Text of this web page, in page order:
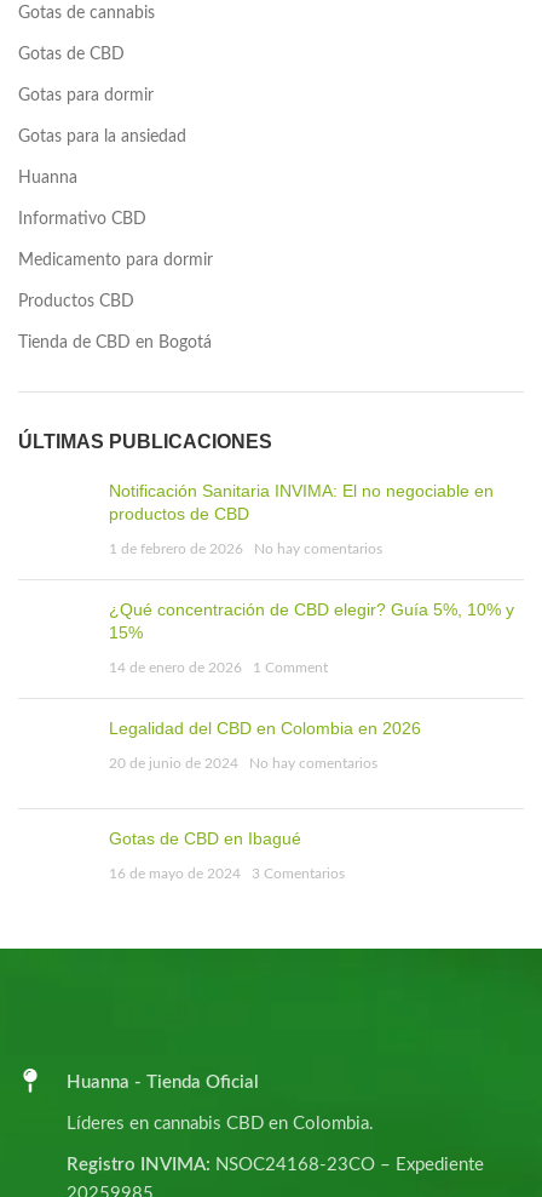
Gotas de cannabis
Gotas de CBD
Gotas para dormir
Gotas para la ansiedad
Huanna
Informativo CBD
Medicamento para dormir
Productos CBD
Tienda de CBD en Bogotá
ÚLTIMAS PUBLICACIONES
Notificación Sanitaria INVIMA: El no negociable en
productos de CBD
1 de febrero de 2026 No hay comentarios
¿Qué concentración de CBD elegir? Guía 5%, 10% y
15%
14 de enero de 2026 1 Comment
Legalidad del CBD en Colombia en 2026
20 de junio de 2024 No hay comentarios
Gotas de CBD en Ibagué
16 de mayo de 2024 3 Comentarios
Huanna - Tienda Oficial
Líderes en cannabis CBD en Colombia.
Registro INVIMA: NSOC24168-23CO – Expediente